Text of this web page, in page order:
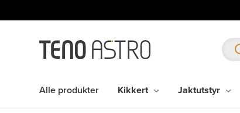
rett
Alle produkter Kikkert Jaktutstyr